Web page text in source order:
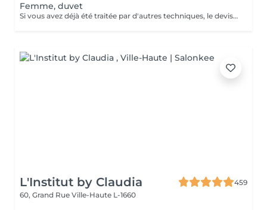
Femme, duvet
Si vous avez déjà été traitée par d'autres techniques, le devis devra être adapté à votre situation. (75 par quart d'heure)
L'Institut by Claudia
459
60, Grand Rue Ville-Haute L-1660